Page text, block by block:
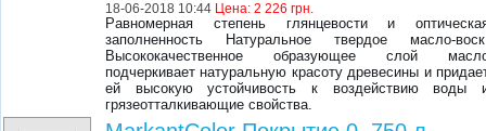
18-06-2018 10:44 Цена:2 226 грн.
Равномерная степень глянцевости и
заполненность Натуральное твердое масло-
Высококачественное образующее слой
подчеркивает натуральную красоту древесины и
ей высокую устойчивость к воздействию воды
грязеотталкивающие свойства.